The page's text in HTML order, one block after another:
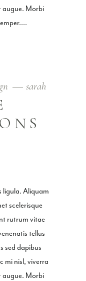
augue. Morbi
sarah
ligula. Aliquam
scelerisque
rutrum vitae
tellus
sed dapibus
mi nisl, viverra
augue. Morbi